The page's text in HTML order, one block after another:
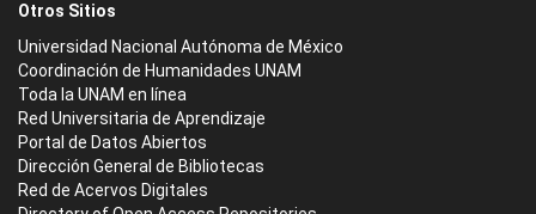
Otros Sitios
Universidad Nacional Autónoma de México
Coordinación de Humanidades UNAM
Toda la UNAM en línea
Red Universitaria de Aprendizaje
Portal de Datos Abiertos
Dirección General de Bibliotecas
Red de Acervos Digitales